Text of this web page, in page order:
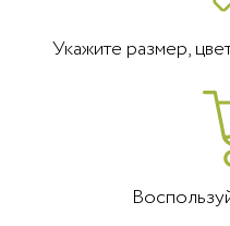
Укажите размер,